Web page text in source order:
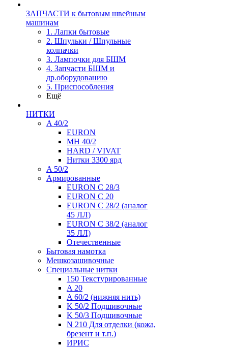
ЗАПЧАСТИ к бытовым швейным
машинам
1. Лапки бытовые
2. Шпульки / Шпульные
колпачки
3. Лампочки для БШМ
4. Запчасти БШМ и
др.оборудованию
5. Приспособления
Ещё
НИТКИ
A 40/2
EURON
MH 40/2
HARD / VIVAT
Нитки 3300 ярд
A 50/2
Армированные
EURON C 28/3
EURON C 20
EURON C 28/2 (аналог
45 ЛЛ)
EURON C 38/2 (аналог
35 ЛЛ)
Отечественные
Бытовая намотка
Мешкозашивочные
Специальные нитки
150 Текстурированные
A 20
A 60/2 (нижняя нить)
K 50/2 Подшивочные
K 50/3 Подшивочные
N 210 Для отделки (кожа,
брезент и т.п.)
ИРИС